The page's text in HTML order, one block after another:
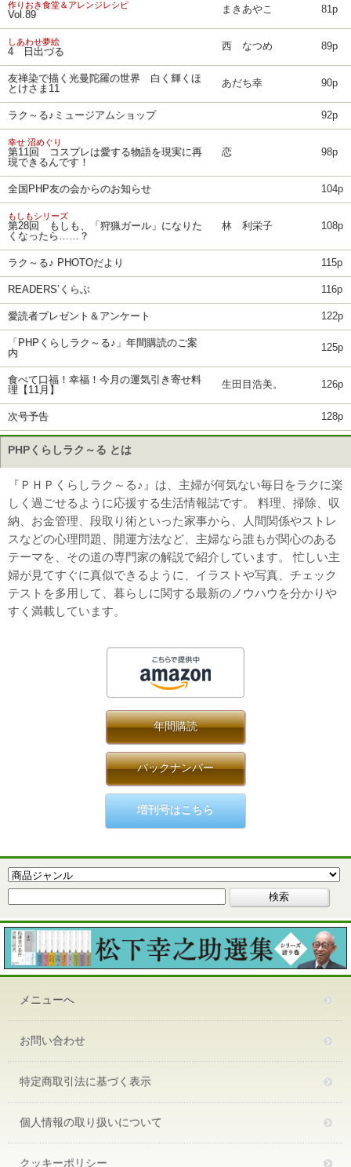
作りおき食堂＆アレンジレシピ
Vol.89 まきあやこ 81p
しあわせ夢絵
4 日出づる 西 なつめ 89p
友禅染で描く光曼陀羅の世界 白く輝くほ
とけさま11
あだち幸 90p
ラク～る♪ミュージアムショップ 92p
幸せ 沼めぐり
第11回 コスプレは愛する物語を現実に再
現できるんです！
恋 98p
全国PHP友の会からのお知らせ 104p
もしもシリーズ
第28回 もしも、「狩猟ガール」になりた
くなったら……？
林 利栄子 108p
ラク～る♪ PHOTOだより 115p
READERS’くらぶ 116p
愛読者プレゼント＆アンケート 122p
「PHPくらしラク～る♪」年間購読のご案
内
125p
食べて口福！幸福！今月の運気引き寄せ料
理【11月】
生田目浩美。 126p
次号予告 128p
PHPくらしラク～る とは
『ＰＨＰくらしラク～る♪』は、主婦が何気ない毎日をラクに楽
しく過ごせるように応援する生活情報誌です。 料理、掃除、収
納、お金管理、段取り術といった家事から、人間関係やストレ
スなどの心理問題、開運方法など、主婦なら誰もが関心のある
テーマを、その道の専門家の解説で紹介しています。 忙しい主
婦が見てすぐに真似できるように、イラストや写真、チェック
テストを多用して、暮らしに関する最新のノウハウを分かりや
すく満載しています。
年間購読
バックナンバー
増刊号はこちら
メニューへ
お問い合わせ
特定商取引法に基づく表示
個人情報の取り扱いについて
クッキーポリシー